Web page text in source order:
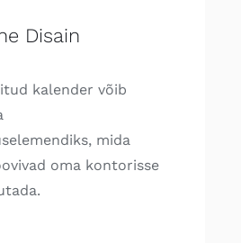
Disain
kalender võib
mida
oma kontorisse